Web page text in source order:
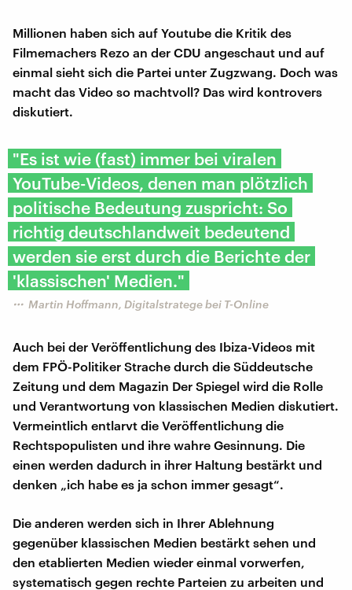
Millionen haben sich auf Youtube die Kritik des
Filmemachers Rezo an der CDU angeschaut und auf
einmal sieht sich die Partei unter Zugzwang. Doch was
macht das Video so machtvoll? Das wird kontrovers
diskutiert.
"Es ist wie (fast) immer bei viralen
YouTube-Videos, denen man plötzlich
politische Bedeutung zuspricht: So
richtig deutschlandweit bedeutend
werden sie erst durch die Berichte der
'klassischen' Medien."
Martin Hoffmann, Digitalstratege bei T-Online
Auch bei der Veröffentlichung des Ibiza-Videos mit
dem FPÖ-Politiker Strache durch die Süddeutsche
Zeitung und dem Magazin Der Spiegel wird die Rolle
und Verantwortung von klassischen Medien diskutiert.
Vermeintlich entlarvt die Veröffentlichung die
Rechtspopulisten und ihre wahre Gesinnung. Die
einen werden dadurch in ihrer Haltung bestärkt und
denken „ich habe es ja schon immer gesagt“.
Die anderen werden sich in Ihrer Ablehnung
gegenüber klassischen Medien bestärkt sehen und
den etablierten Medien wieder einmal vorwerfen,
systematisch gegen rechte Parteien zu arbeiten und